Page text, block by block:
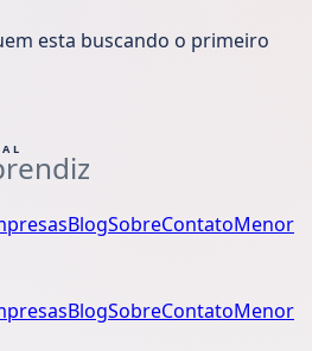
esta buscando o primeiro
BlogSobreContatoMenor
BlogSobreContatoMenor